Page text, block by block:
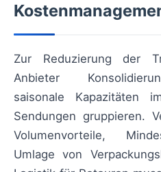
Zur Reduzierung der
Anbieter
saisonale Kapazitäten
Sendungen gruppieren.
Volumenvorteile,
Umlage von